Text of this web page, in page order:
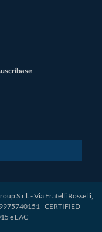
S.r.l. - Via Fratelli Rosselli,
- CERTIFIED
e EAC